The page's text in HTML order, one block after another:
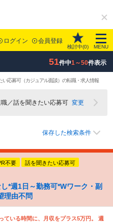
ログイン 会員登録
検討中(0) MENU
51件中1～50件表示
い応募可（カジュアル面談）の転職・求人情報
／話を聞きたい応募可 変更
保存した検索条件
不要 話を聞きたい応募可
*週1日～勤務可*Wワーク・副
理由不問
ている時間に、月収をプラス5万円。 週